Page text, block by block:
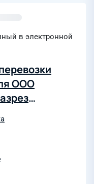
в электронной
ООО